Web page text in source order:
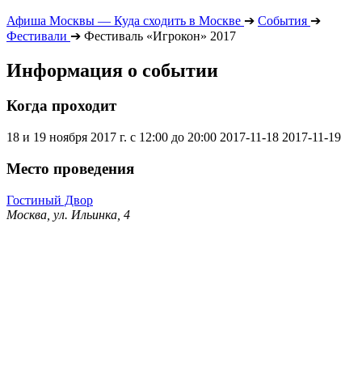
Афиша Москвы — Куда сходить в Москве ➔ События ➔
Фестивали ➔ Фестиваль «Игрокон» 2017
Информация о событии
Когда проходит
18 и 19 ноября 2017 г. с 12:00 до 20:00 2017-11-18 2017-11-19
Место проведения
Гостиный Двор
Москва, ул. Ильинка, 4